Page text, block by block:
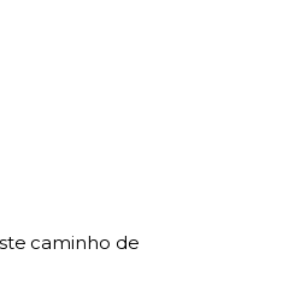
caminho de